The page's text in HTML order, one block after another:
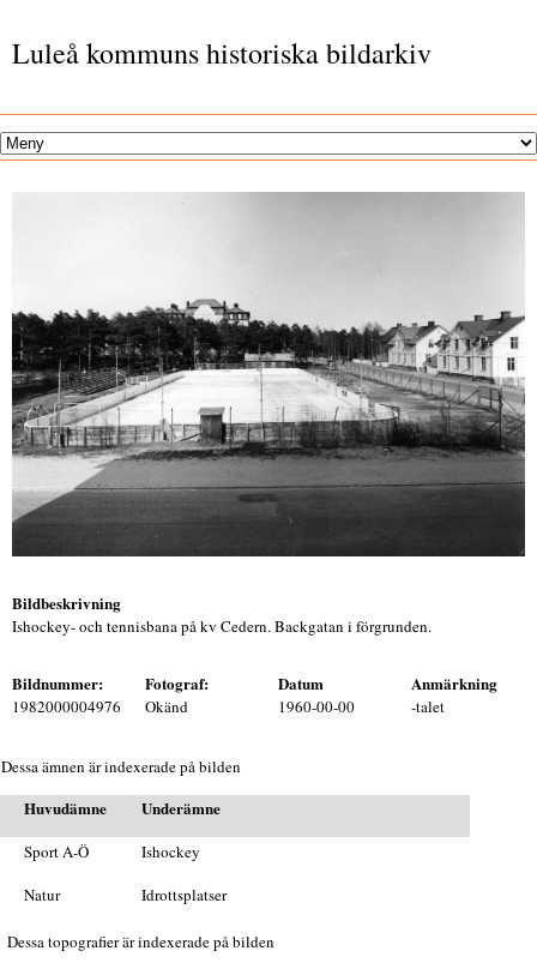
Luleå kommuns historiska bildarkiv
Bildbeskrivning
Ishockey- och tennisbana på kv Cedern. Backgatan i förgrunden.
Bildnummer:
1982000004976
Fotograf:
Okänd
Datum
1960-00-00
Anmärkning
-talet
Dessa ämnen är indexerade på bilden
Huvudämne Underämne
Sport A-Ö
Ishockey
Natur
Idrottsplatser
Dessa topografier är indexerade på bilden